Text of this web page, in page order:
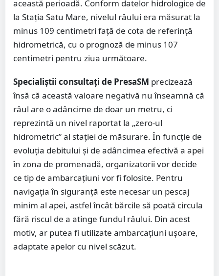
această perioadă. Conform datelor hidrologice de
la Stația Satu Mare, nivelul râului era măsurat la
minus 109 centimetri față de cota de referință
hidrometrică, cu o prognoză de minus 107
centimetri pentru ziua următoare.
Specialiștii consultați de PresaSM precizează
însă că această valoare negativă nu înseamnă că
râul are o adâncime de doar un metru, ci
reprezintă un nivel raportat la „zero-ul
hidrometric” al stației de măsurare. În funcție de
evoluția debitului și de adâncimea efectivă a apei
în zona de promenadă, organizatorii vor decide
ce tip de ambarcațiuni vor fi folosite. Pentru
navigația în siguranță este necesar un pescaj
minim al apei, astfel încât bărcile să poată circula
fără riscul de a atinge fundul râului. Din acest
motiv, ar putea fi utilizate ambarcațiuni ușoare,
adaptate apelor cu nivel scăzut.